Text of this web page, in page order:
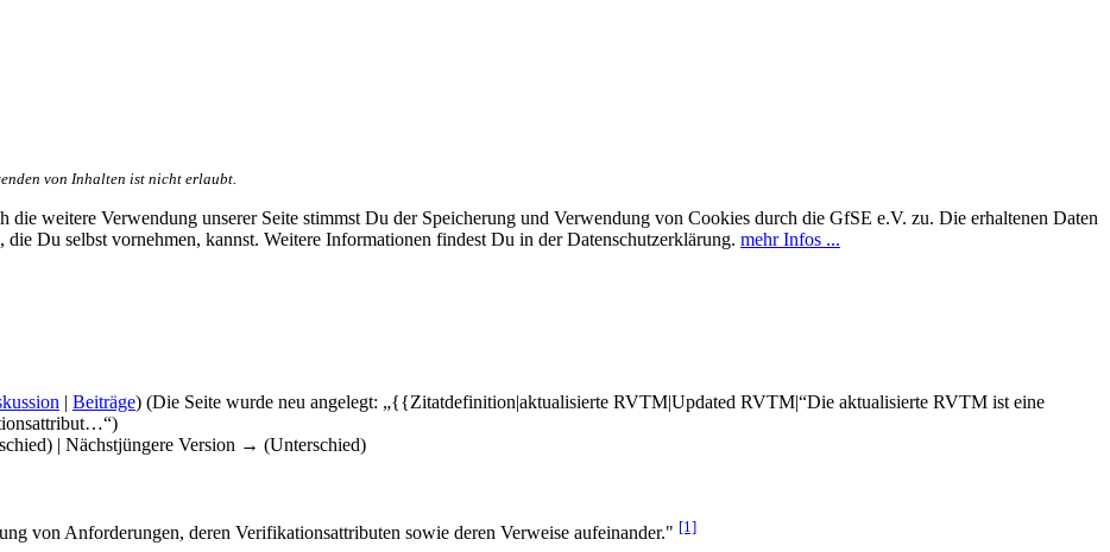
von Inhalten ist nicht erlaubt.
weitere Verwendung unserer Seite stimmst Du der Speicherung und Verwendung von Cookies durch die GfSE e.V. zu. Die erhaltenen Daten
Du selbst vornehmen, kannst. Weitere Informationen findest Du in der Datenschutzerklärung. mehr Infos ...
| Beiträge) (Die Seite wurde neu angelegt: „{{Zitatdefinition|aktualisierte RVTM|Updated RVTM|“Die aktualisierte RVTM ist eine
| Nächstjüngere Version → (Unterschied)
von Anforderungen, deren Verifikationsattributen sowie deren Verweise aufeinander." [1]